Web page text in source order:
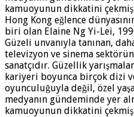
Hong Kong eğlence
biri olan Elaine Ng Yi-Lei,
Güzeli unvanıyla tanınan,
televizyon ve sinema
sanatçıdır. Güzellik
kariyeri boyunca birçok dizi
oyunculuğuyla değil, özel
medyanın gündeminde yer
kamuoyunun dikkatini